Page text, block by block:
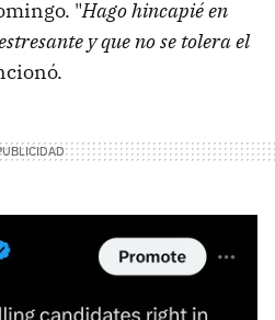
"Hago hincapié en
y que no se tolera el